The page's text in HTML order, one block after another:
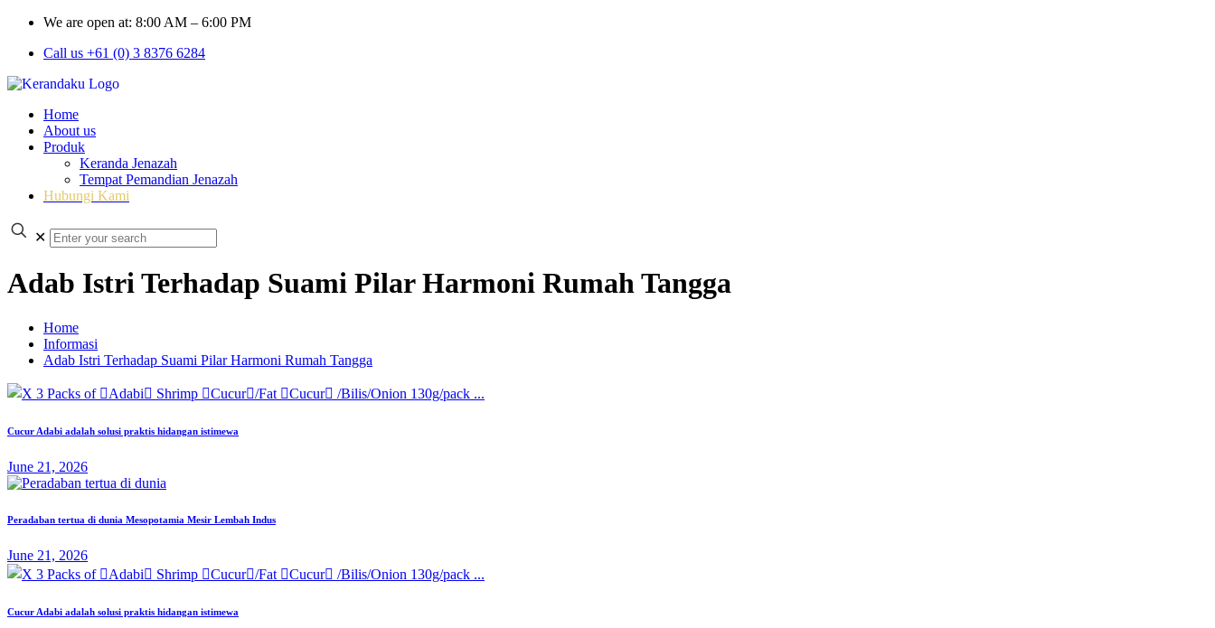
We are open at: 8:00 AM – 6:00 PM
Call us +61 (0) 3 8376 6284
Home
About us
Produk
Keranda Jenazah
Tempat Pemandian Jenazah
Hubungi Kami
✕
Adab Istri Terhadap Suami Pilar Harmoni Rumah Tangga
Home
Informasi
Adab Istri Terhadap Suami Pilar Harmoni Rumah Tangga
Cucur Adabi adalah solusi praktis hidangan istimewa
June 21, 2026
Peradaban tertua di dunia Mesopotamia Mesir Lembah Indus
June 21, 2026
Cucur Adabi adalah solusi praktis hidangan istimewa